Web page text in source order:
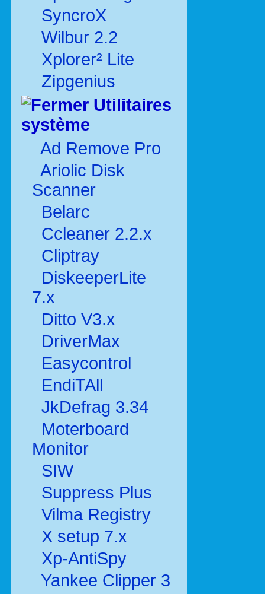
SyncroX
Wilbur 2.2
Xplorer² Lite
Zipgenius
Utilitaires
système
Ad Remove Pro
Ariolic Disk
Scanner
Belarc
Ccleaner 2.2.x
Cliptray
DiskeeperLite
7.x
Ditto V3.x
DriverMax
Easycontrol
EndiTAll
JkDefrag 3.34
Moterboard
Monitor
SIW
Suppress Plus
Vilma Registry
X setup 7.x
Xp-AntiSpy
Yankee Clipper 3